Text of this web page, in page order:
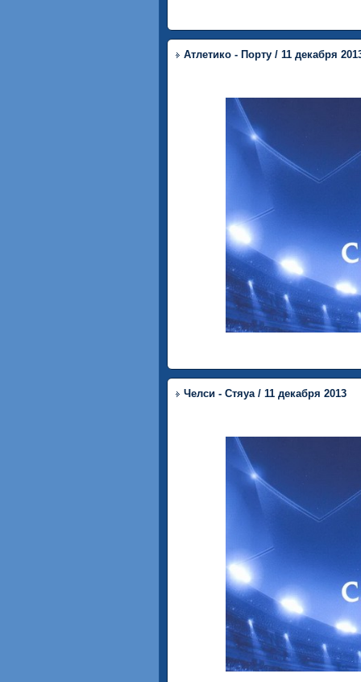
Атлетико - Порту / 11 декабря
Челси - Стяуа / 11 декабря 2013